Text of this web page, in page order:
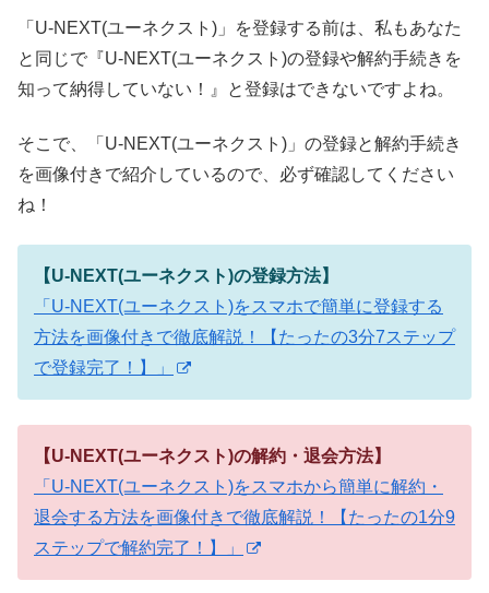
「U-NEXT(ユーネクスト)」を登録する前は、私もあなた
と同じで『U-NEXT(ユーネクスト)の登録や解約手続きを
知って納得していない！』と登録はできないですよね。
そこで、「U-NEXT(ユーネクスト)」の登録と解約手続き
を画像付きで紹介しているので、必ず確認してください
ね！
【U-NEXT(ユーネクスト)の登録方法】
「U-NEXT(ユーネクスト)をスマホで簡単に登録する
方法を画像付きで徹底解説！【たったの3分7ステップ
で登録完了！】」
【U-NEXT(ユーネクスト)の解約・退会方法】
「U-NEXT(ユーネクスト)をスマホから簡単に解約・
退会する方法を画像付きで徹底解説！【たったの1分9
ステップで解約完了！】」